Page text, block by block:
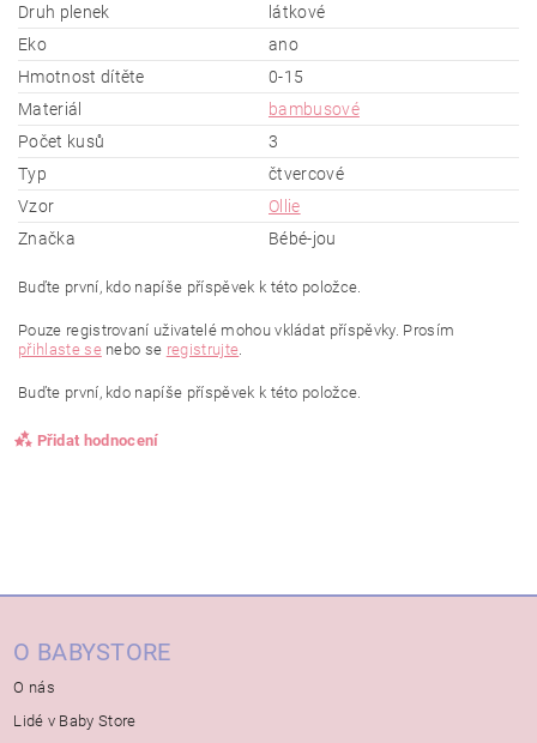
Druh plenek
látkové
Eko
ano
Hmotnost dítěte
0-15
Materiál
bambusové
Počet kusů
3
Typ
čtvercové
Vzor
Ollie
Značka
Bébé-jou
Buďte první, kdo napíše příspěvek k této položce.
Pouze registrovaní uživatelé mohou vkládat příspěvky. Prosím
přihlaste senebo se registrujte
Buďte první, kdo napíše příspěvek k této položce.
Přidat hodnocení
O BABYSTORE
O nás
Lidé v Baby Store